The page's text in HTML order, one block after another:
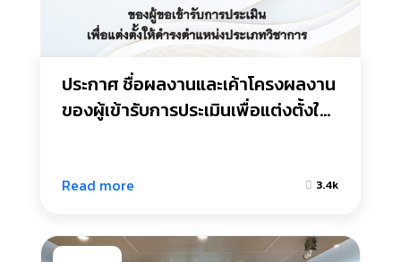
ประกาศ ชื่อผลงานและเค้าโครงผลงาน
ของผู้เข้ารับการประเมินเพื่อแต่งตั้งให้
Read more 3.4k